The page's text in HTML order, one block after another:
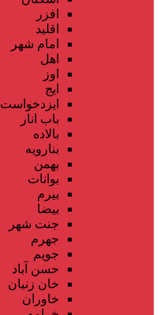
افزر
اقلید
امام شهر
اهل
اوز
ایج
ایزدخواست
باب انار
بالاده
بنارویه
بهمن
بوانات
بیرم
بیضا
جنت شهر
جهرم
جویم
حسن آباد
خان زنیان
خاوران